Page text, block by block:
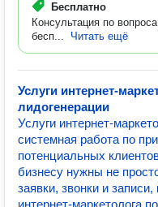
Бесплатно
Консультация по
бесп...
Читать ещё
Услуги интернет-
лидогенерации
Услуги интернет-
системная работа по
потенциальных
бизнесу нужны не
заявки, звонки и
интернет-маркетолога